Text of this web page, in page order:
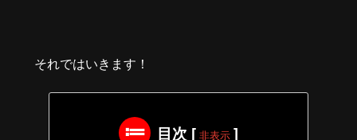
それではいきます！
目次 [ 非表示 ]